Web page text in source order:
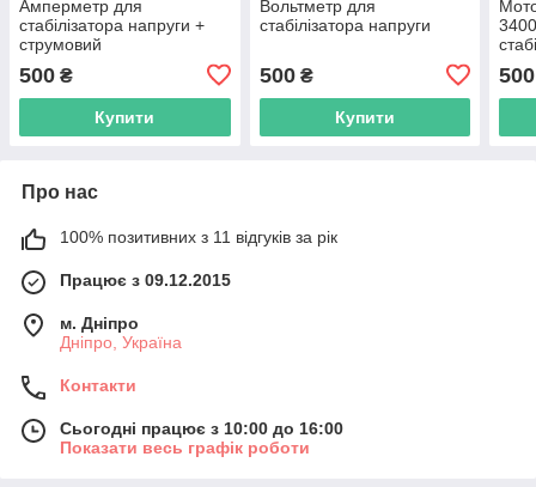
Амперметр для
стабілізатора напруги +
струмовий
500 ₴
Купити
Вольтметр для
стабілізатора напруги
500₴
Купити
500
Про нас
100% позитивних з 11 відгуків за рік
Працює з 09.12.2015
м. Дніпро
Дніпро, Україна
Контакти
Сьогодні працює з 10:00 до 16:00
Показати весь графік роботи